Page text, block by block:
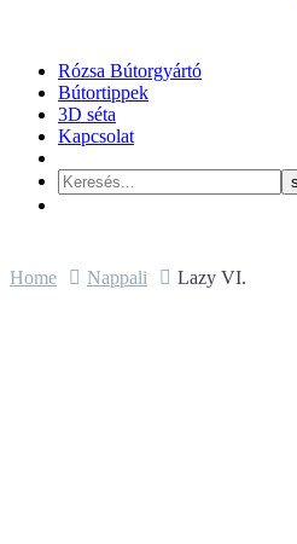
Rózsa Bútorgyártó
Bútortippek
3D séta
Kapcsolat
Home Nappali Lazy VI.